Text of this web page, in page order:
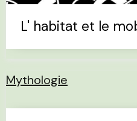
L' habitat et le
Mythologie